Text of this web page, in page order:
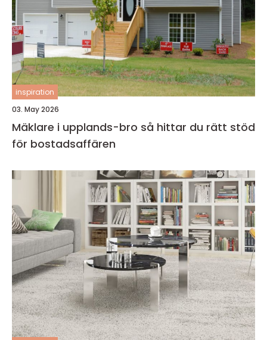
inspiration
03. May 2026
Mäklare i upplands-bro så hittar du rätt stöd
för bostadsaffären